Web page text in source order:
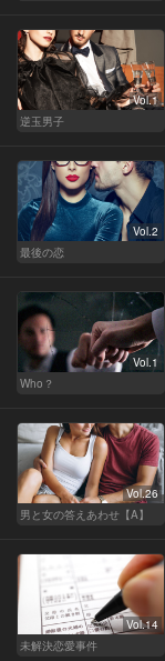
Vol.1
逆玉男子
Vol.2
最後の恋
Vol.1
Who？
Vol.26
男と女の答えあわせ【A】
Vol.14
未解決恋愛事件